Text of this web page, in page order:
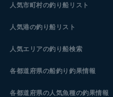
人気市町村の釣り船リスト
人気港の釣り船リスト
人気エリアの釣り船検索
各都道府県の船釣り釣果情報
各都道府県の人気魚種の釣果情報